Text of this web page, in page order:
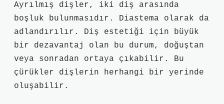
Ayrılmış dişler, iki diş arasında
boşluk bulunmasıdır. Diastema olarak da
adlandırılır. Diş estetiği için büyük
bir dezavantaj olan bu durum, doğuştan
veya sonradan ortaya çıkabilir. Bu
çürükler dişlerin herhangi bir yerinde
oluşabilir.